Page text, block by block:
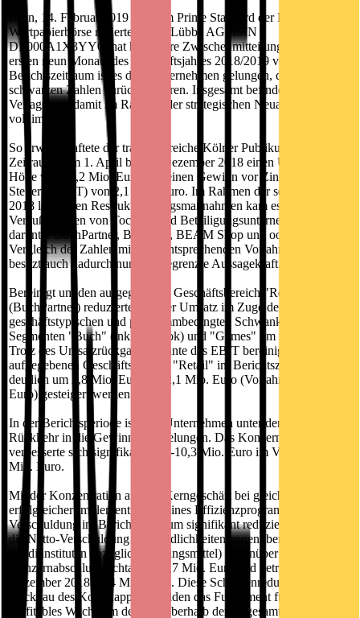
Köln, 14. Februar 2019 - Die im Prime Standard der Frankfurter
Wertpapierbörse notierte Bastei Lübbe AG (ISIN
DE000A1X3YY0) hat heute ihre Zwischenmitteilung für die
ersten neun Monate des Geschäftsjahres 2018/2019 vorgelegt. Im
Berichtszeitraum ist es dem Unternehmen gelungen, deutlich in die
schwarzen Zahlen zurückzukehren. Insgesamt befindet sich das
Verlagshaus damit im Rahmen der strategischen Neuausrichtung
voll im Plan.
So erwirtschaftete der traditionsreiche Kölner Publikumsverlag im
Zeitraum vom 1. April bis 31. Dezember 2018 einen Umsatz in
Höhe von 72,2 Mio. Euro und einen Gewinn vor Zinsen und
Steuern (EBIT) von 2,1 Mio. Euro. Im Rahmen der seit Anfang
2018 laufenden Restrukturierungsmaßnahmen kam es zu mehreren
Veräußerungen von Tochter- und Beteiligungsunternehmen,
darunter BuchPartner, BookRix, BEAM Shop und oolipo. Ein
Vergleich der Zahlen mit dem entsprechenden Vorjahreszeitraum
besitzt auch dadurch nur eine begrenzte Aussagekraft.
Bereinigt um den aufgegebenen Geschäftsbereich "Retail"
(BuchPartner) reduzierte sich der Umsatz im Zuge der
geschäftstypischen und programmbedingten Schwankungen in den
Segmenten "Buch" (inkl. E-Book) und "Games" um rund 17 %.
Trotz des Umsatzrückgangs konnte das EBIT bereinigt um den
aufgegebenen Geschäftsbereich "Retail" im Berichtszeitraum
deutlich um 2,8 Mio. Euro auf 2,1 Mio. Euro (Vorjahr: -0,7 Mio.
Euro) gesteigert werden.
In der Berichtsperiode ist dem Unternehmen unter dem Strich die
Rückkehr in die Gewinnzone gelungen. Das Konzernergebnis
verbesserte sich signifikant von -10,3 Mio. Euro im Vorjahr auf 0,3
Mio. Euro.
Mit der Konzentration auf das Kerngeschäft bei gleichzeitig
erfolgreicher Implementierung eines Effizienzprogramms wurde die
Verschuldung im Berichtszeitraum signifikant reduziert. So sank
die Netto-Verschuldung (Verbindlichkeiten gegenüber
Kreditinstituten abzüglich Zahlungsmittel) gegenüber dem letzten
Konzernabschlussstichtag um 7,7 Mio. Euro und betrug zum 31.
Dezember 2018 22,4 Mio. Euro. Diese Schuldenreduktion und der
Rückbau des Kostenapparats bilden das Fundament für künftiges
profitables Wachstum deutlich oberhalb der insgesamt stabilen